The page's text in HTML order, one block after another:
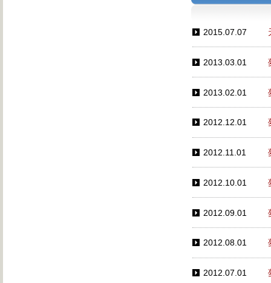
2015.07.07
2013.03.01
2013.02.01
2012.12.01
2012.11.01
2012.10.01
2012.09.01
2012.08.01
2012.07.01